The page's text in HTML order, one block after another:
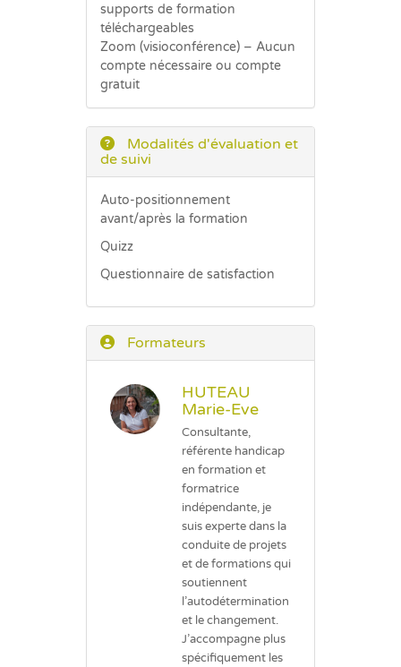
supports de formation
téléchargeables
Zoom (visioconférence) – Aucun
compte nécessaire ou compte
gratuit
Modalités d'évaluation et
de suivi
Auto-positionnement
avant/après la formation
Quizz
Questionnaire de satisfaction
Formateurs
HUTEAU
Marie-Eve
Consultante,
référente handicap
en formation et
formatrice
indépendante, je
suis experte dans la
conduite de projets
et de formations qui
soutiennent
l’autodétermination
et le changement.
J’accompagne plus
spécifiquement les